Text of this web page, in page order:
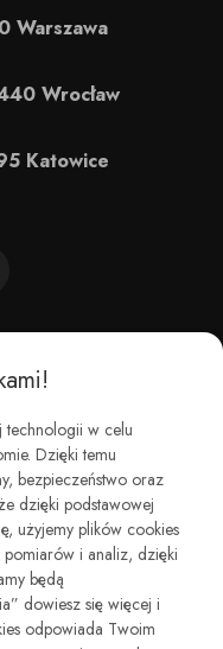
Warszawa
Wrocław
Katowice
technologii w celu
Dzięki temu
bezpieczeństwo oraz
dzięki podstawowej
użyjemy plików cookies
i analiz, dzięki
będą
dowiesz się więcej i
odpowiada Twoim